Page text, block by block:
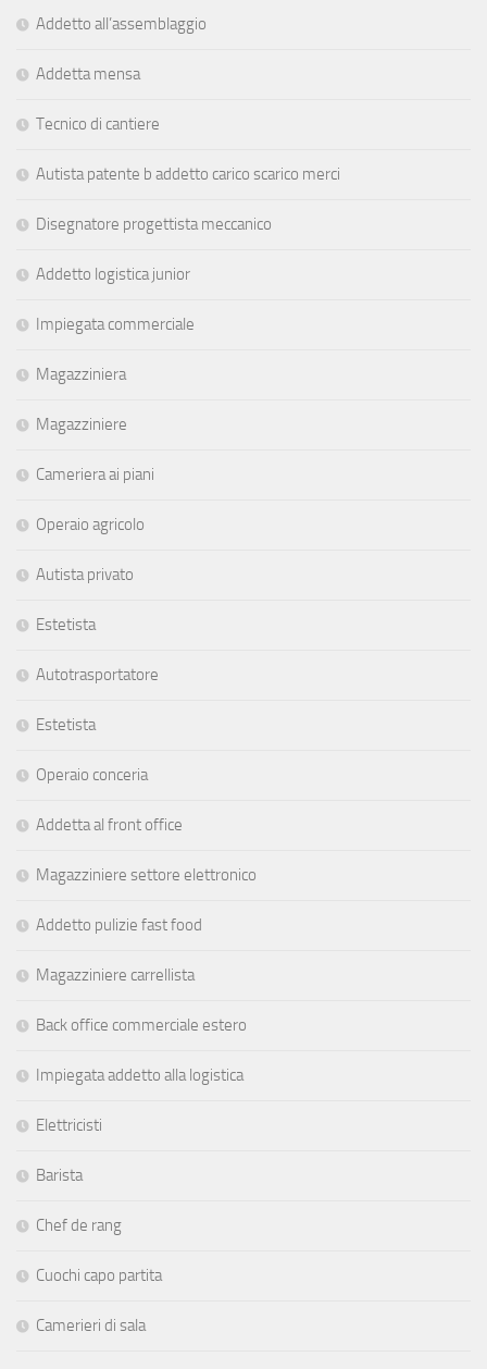
Addetto all’assemblaggio
Addetta mensa
Tecnico di cantiere
Autista patente b addetto carico scarico merci
Disegnatore progettista meccanico
Addetto logistica junior
Impiegata commerciale
Magazziniera
Magazziniere
Cameriera ai piani
Operaio agricolo
Autista privato
Estetista
Autotrasportatore
Estetista
Operaio conceria
Addetta al front office
Magazziniere settore elettronico
Addetto pulizie fast food
Magazziniere carrellista
Back office commerciale estero
Impiegata addetto alla logistica
Elettricisti
Barista
Chef de rang
Cuochi capo partita
Camerieri di sala